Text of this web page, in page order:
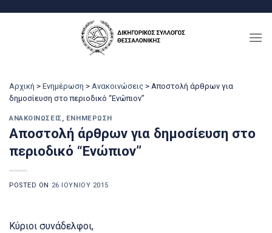
Αρχική > Ενημέρωση > Ανακοινώσεις > Αποστολή άρθρων για
δημοσίευση στο περιοδικό “Ενώπιον”
ΑΝΑΚΟΙΝΏΣΕΙΣ , ΕΝΗΜΈΡΩΣΗ
Αποστολή άρθρων για δημοσίευση στο
περιοδικό “Ενώπιον”
POSTED ON 26 ΙΟΥΝΊΟΥ 2015
Κύριοι συνάδελφοι,